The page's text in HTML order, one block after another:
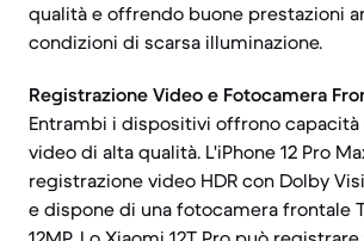
qualità e offrendo buone prestazioni
condizioni di scarsa illuminazione.
Registrazione Video e Fotocamera
Entrambi i dispositivi offrono
video di alta qualità. L'iPhone 12 Pro
registrazione video HDR con Dolby
e dispone di una fotocamera frontale